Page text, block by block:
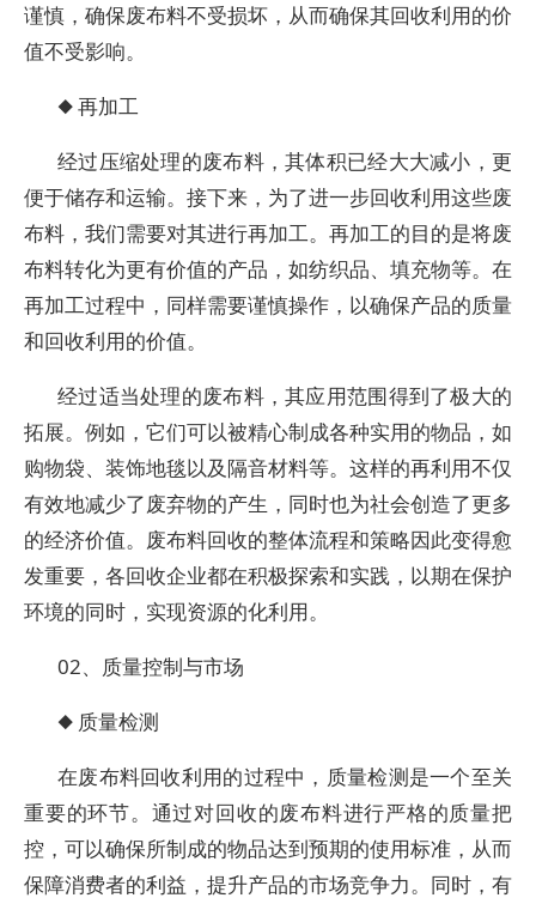
谨慎，确保废布料不受损坏，从而确保其回收利用的价
值不受影响。
◆ 再加工
经过压缩处理的废布料，其体积已经大大减小，更
便于储存和运输。接下来，为了进一步回收利用这些废
布料，我们需要对其进行再加工。再加工的目的是将废
布料转化为更有价值的产品，如纺织品、填充物等。在
再加工过程中，同样需要谨慎操作，以确保产品的质量
和回收利用的价值。
经过适当处理的废布料，其应用范围得到了极大的
拓展。例如，它们可以被精心制成各种实用的物品，如
购物袋、装饰地毯以及隔音材料等。这样的再利用不仅
有效地减少了废弃物的产生，同时也为社会创造了更多
的经济价值。废布料回收的整体流程和策略因此变得愈
发重要，各回收企业都在积极探索和实践，以期在保护
环境的同时，实现资源的化利用。
02、质量控制与市场
◆ 质量检测
在废布料回收利用的过程中，质量检测是一个至关
重要的环节。通过对回收的废布料进行严格的质量把
控，可以确保所制成的物品达到预期的使用标准，从而
保障消费者的利益，提升产品的市场竞争力。同时，有